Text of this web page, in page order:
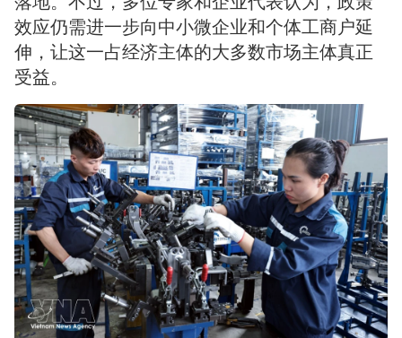
效应仍需进一步向中小微企业和个体工商户延
伸，让这一占经济主体的大多数市场主体真正
受益。